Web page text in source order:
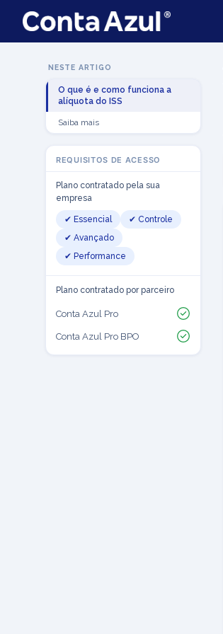
NESTE ARTIGO
O que é e como funciona a
alíquota do ISS
Saiba mais
REQUISITOS DE ACESSO
Plano contratado pela sua
empresa
✔ Essencial
✔ Controle
✔ Avançado
✔ Performance
Plano contratado por parceiro
Conta Azul Pro
Conta Azul Pro BPO